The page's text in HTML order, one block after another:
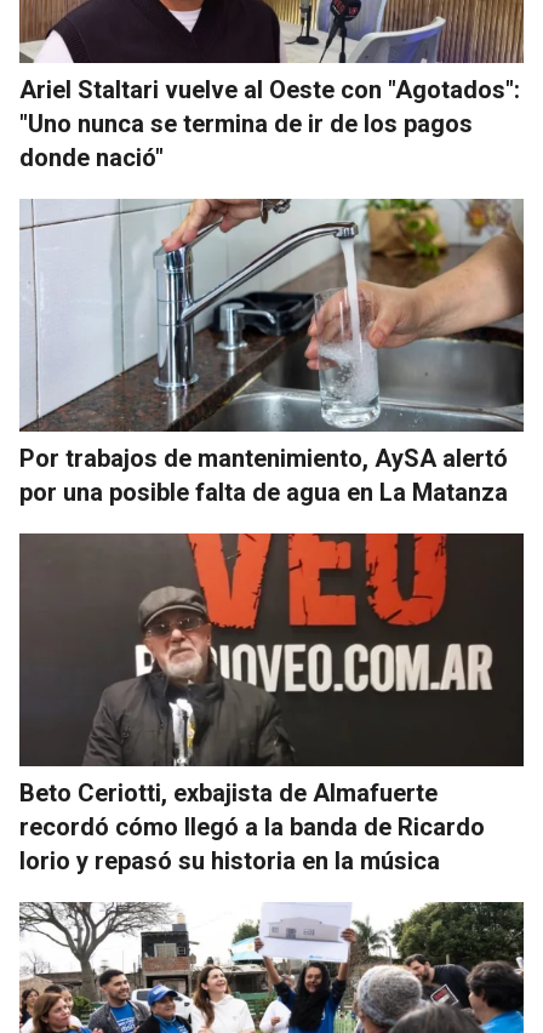
Ariel Staltari vuelve al Oeste con "Agotados":
"Uno nunca se termina de ir de los pagos
donde nació"
Por trabajos de mantenimiento, AySA alertó
por una posible falta de agua en La Matanza
Beto Ceriotti, exbajista de Almafuerte
recordó cómo llegó a la banda de Ricardo
Iorio y repasó su historia en la música